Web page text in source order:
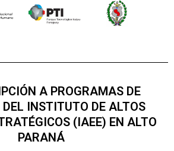
A PROGRAMAS DE
DEL INSTITUTO DE ALTOS
(IAEE) EN ALTO
PARANÁ